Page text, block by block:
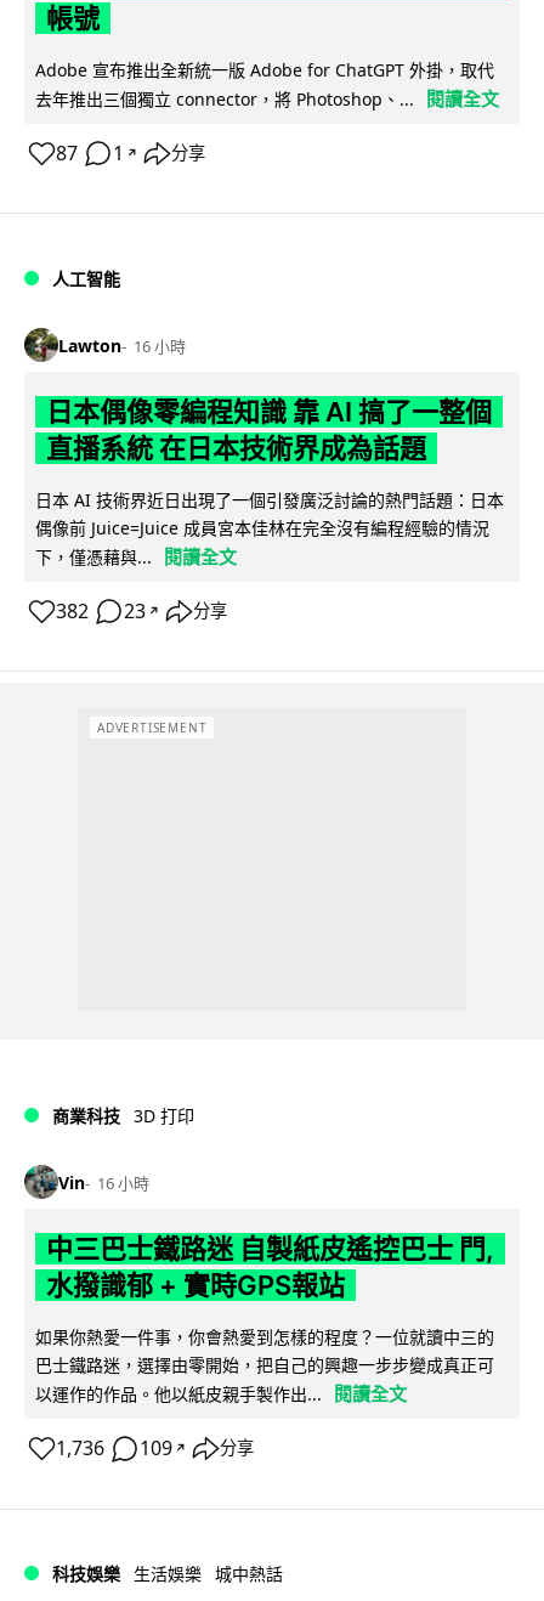
帳號
Adobe 宣布推出全新統一版 Adobe for ChatGPT 外掛，取代
去年推出三個獨立 connector，將 Photoshop、...
閱讀全文
87 1 ↗ 分享
人工智能
Lawton 16 小時
日本偶像零編程知識 靠 AI 搞了一整個
直播系統 在日本技術界成為話題
日本 AI 技術界近日出現了一個引發廣泛討論的熱門話題：日本
偶像前 Juice=Juice 成員宮本佳林在完全沒有編程經驗的情況
下，僅憑藉與...
閱讀全文
382 23 ↗ 分享
ADVERTISEMENT
商業科技 3D 打印
Vin 16 小時
中三巴士鐵路迷 自製紙皮遙控巴士 門,
水撥識郁 + 實時GPS報站
如果你熱愛一件事，你會熱愛到怎樣的程度？一位就讀中三的
巴士鐵路迷，選擇由零開始，把自己的興趣一步步變成真正可
以運作的作品。他以紙皮親手製作出...
閱讀全文
1,736 109 ↗ 分享
科技娛樂 生活娛樂 城中熱話